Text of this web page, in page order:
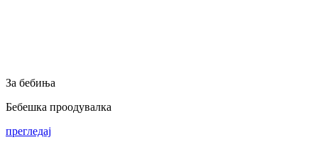
За бебиња
Бебешка проодувалка
прегледај